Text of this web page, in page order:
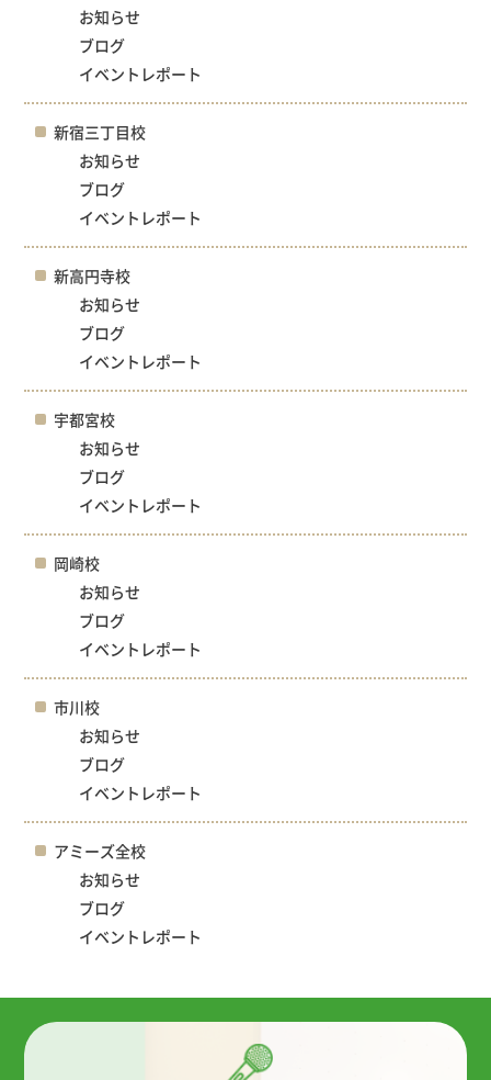
お知らせ
ブログ
イベントレポート
新宿三丁目校
お知らせ
ブログ
イベントレポート
新高円寺校
お知らせ
ブログ
イベントレポート
宇都宮校
お知らせ
ブログ
イベントレポート
岡崎校
お知らせ
ブログ
イベントレポート
市川校
お知らせ
ブログ
イベントレポート
アミーズ全校
お知らせ
ブログ
イベントレポート